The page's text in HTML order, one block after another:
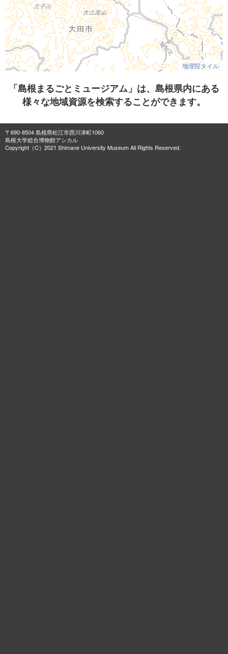
地理院タイル
「島根まるごとミュージアム」は、島根県内にある
様々な地域資源を検索することができます。
〒690-8504 島根県松江市西川津町1060
島根大学総合博物館アシカル
Copyright（C）2021 Shimane University Museum All Rights Reserved.